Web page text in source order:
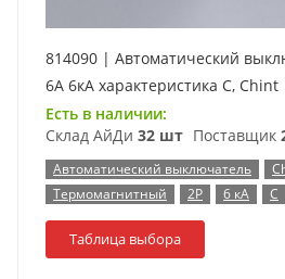
814090 | Автоматический
6А 6кА характеристика C, Chint
Есть в наличии:
Склад АйДи 32 шт Поставщик
Автоматический выключатель
Термомагнитный
2P 6 кА C
Таблица выбора